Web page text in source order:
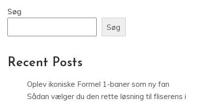
Søg
Søg
Recent Posts
Oplev ikoniske Formel 1-baner som ny fan
Sådan vælger du den rette løsning til fliserens i